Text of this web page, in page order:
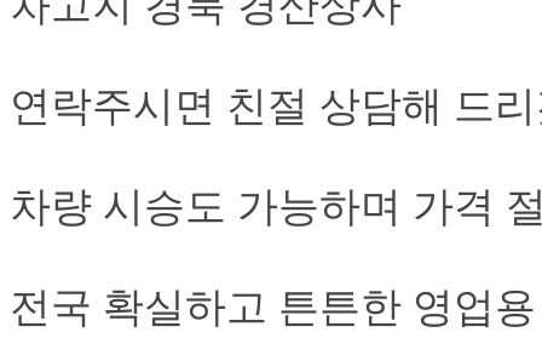
연락주시면 친절 상담해 드
차량 시승도 가능하며 가격
전국 확실하고 튼튼한 영업